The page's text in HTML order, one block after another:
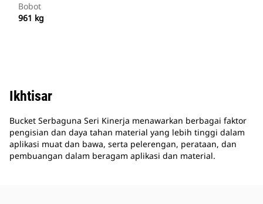
Bobot
961 kg
Ikhtisar
Bucket Serbaguna Seri Kinerja menawarkan berbagai faktor
pengisian dan daya tahan material yang lebih tinggi dalam
aplikasi muat dan bawa, serta pelerengan, perataan, dan
pembuangan dalam beragam aplikasi dan material.